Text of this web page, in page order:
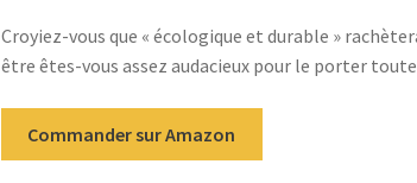
Croyiez-vous que « écologique et durable »
être êtes-vous assez audacieux pour le porter toute
Commander sur Amazon